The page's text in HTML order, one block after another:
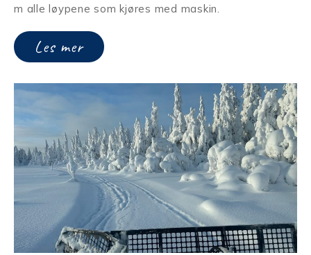
m alle løypene som kjøres med maskin.
Les mer